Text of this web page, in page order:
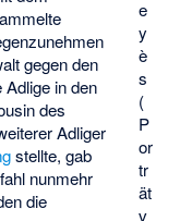
e
y
è
s
(
P
or
tr
ät
v
gegen den
in den
des
Adliger
stellte, gab
nunmehr
die